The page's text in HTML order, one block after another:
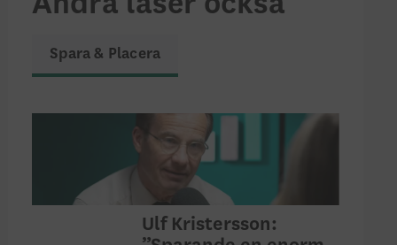
Spara & Placera
Ulf Kristersson: